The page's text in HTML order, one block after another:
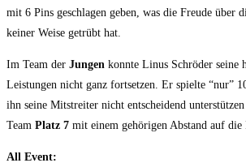
mit 6 Pins geschlagen geben, was die Freude über
keiner Weise getrübt hat.
Im Team der Jungen konnte Linus Schröder seine
Leistungen nicht ganz fortsetzen. Er spielte “nur”
ihn seine Mitstreiter nicht entscheidend
Team Platz 7 mit einem gehörigen Abstand auf die
All Event: